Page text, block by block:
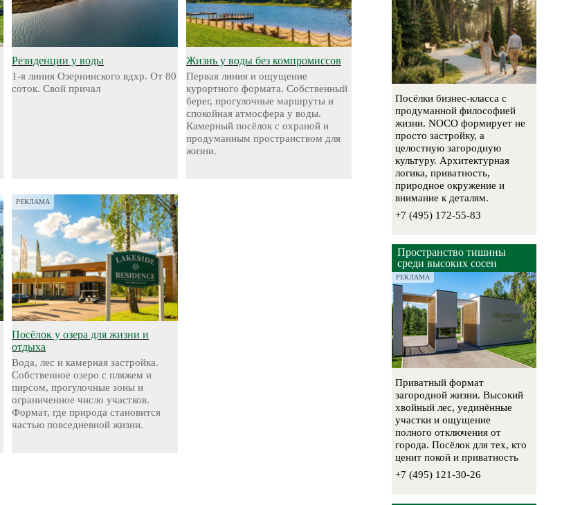
Резиденции у воды
1-я линия Озернинского вдхр. От 80
соток. Свой причал
Жизнь у воды без компромиссов
Первая линия и ощущение
курортного формата. Собственный
берег, прогулочные маршруты и
спокойная атмосфера у воды.
Камерный посёлок с охраной и
продуманным пространством для
жизни.
РЕКЛАМА
Посёлок у озера для жизни и
отдыха
Вода, лес и камерная застройка.
Собственное озеро с пляжем и
пирсом, прогулочные зоны и
ограниченное число участков.
Формат, где природа становится
частью повседневной жизни.
Посёлки бизнес-класса с
продуманной философией
жизни. NOCO формирует не
просто застройку, а
целостную загородную
культуру. Архитектурная
логика, приватность,
природное окружение и
внимание к деталям.
+7 (495) 172-55-83
Пространство тишины
среди высоких сосен
РЕКЛАМА
Приватный формат
загородной жизни. Высокий
хвойный лес, уединённые
участки и ощущение
полного отключения от
города. Посёлок для тех, кто
ценит покой и приватность
+7 (495) 121-30-26